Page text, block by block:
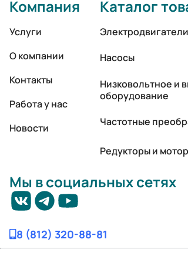
Компания
Услуги
О компании
Контакты
Работа у нас
Новости
Каталог
Электродвигатели
Насосы
Низковольтное и
оборудование
Частотные
Редукторы и
Мы в социальных сетях
8 (812) 320-88-81